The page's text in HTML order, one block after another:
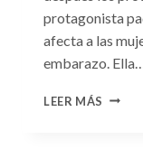
protagonista
afecta a las
embarazo. Ella…
LEER MÁS